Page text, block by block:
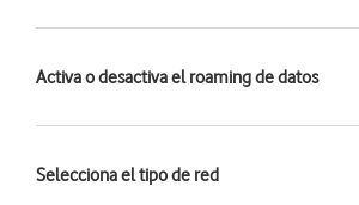
Activa o desactiva el roaming de datos
Selecciona el tipo de red